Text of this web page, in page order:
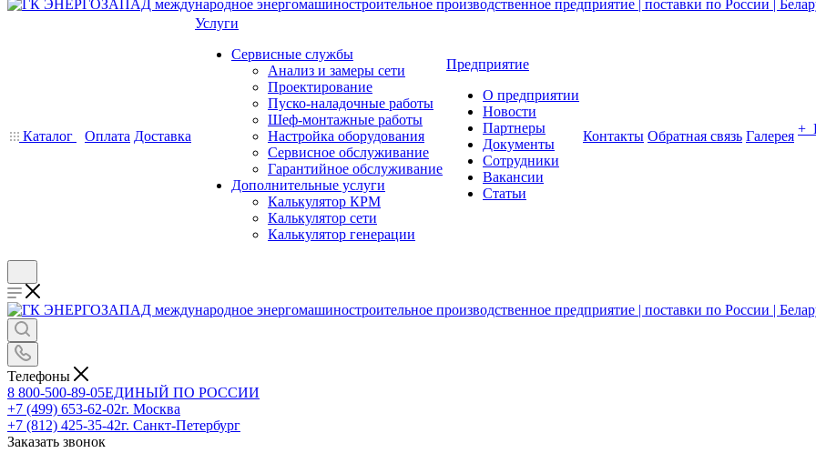
Каталог Оплата Доставка
Услуги
Сервисные службы
Анализ и замеры сети
Проектирование
Пуско-наладочные работы
Шеф-монтажные работы
Настройка оборудования
Сервисное обслуживание
Гарантийное обслуживание
Дополнительные услуги
Калькулятор КРМ
Калькулятор сети
Калькулятор генерации
Предприятие
О предприятии
Новости
Партнеры
Документы
Сотрудники
Вакансии
Статьи
Контакты Обратная связь Галерея +
Телефоны
8 800-500-89-05ЕДИНЫЙ ПО РОССИИ
+7 (499) 653-62-02г. Москва
+7 (812) 425-35-42г. Санкт-Петербург
Заказать звонок